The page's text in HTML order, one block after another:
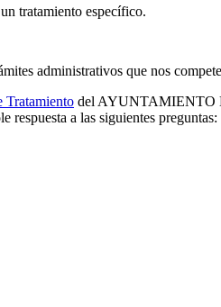
tratamiento específico.
administrativos que nos
Tratamiento del AYUNTAMIENTO
respuesta a las siguientes preguntas: